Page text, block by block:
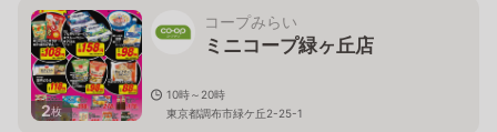
2枚
コープみらい
ミニコープ緑ヶ丘店
10時～20時
東京都調布市緑ケ丘2-25-1